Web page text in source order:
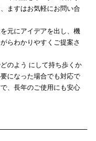
ますはお気軽にお問い合
元にアイデアを出し、機
らわかりやすくご提案さ
のよう にして持ち歩くか
になった場合でも対応で
、長年のご使用にも安心